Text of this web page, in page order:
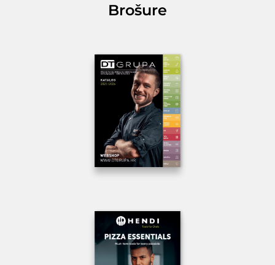
Brošure